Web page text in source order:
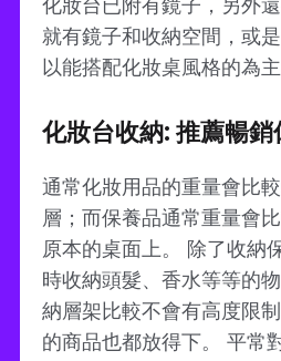
化妝台已附有鏡子，另外
就有鏡子和收納空間，或
以能搭配化妝桌風格的為
化妝台收納: 推薦暢
通常化妝用品的重量會比
層；而保養品通常重量會
原本的桌面上。 除了收納
時收納頭髮、香水等等的
納層架比較不會有高度限
的商品也都放得下。 平常